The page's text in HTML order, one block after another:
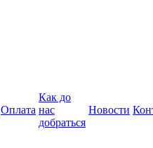
Оплата
Как до
нас
добраться
Новости